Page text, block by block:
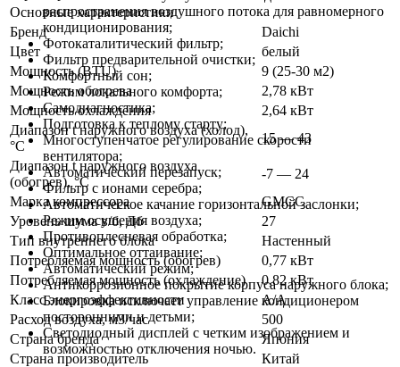
распространения воздушного потока для равномерного
кондиционирования;
Фотокаталитический фильтр;
Фильтр предварительной очистки;
Комфортный сон;
Режим локального комфорта;
Самодиагностика;
Подготовка к теплому старту;
Многоступенчатое регулирование скорости
вентилятора;
Автоматический перезапуск;
Фильтр с ионами серебра;
Автоматическое качание горизонтальной заслонки;
Режим осушения воздуха;
Противоплесневая обработка;
Оптимальное оттаивание;
Автоматический режим;
Антикоррозионное покрытие корпуса наружного блока;
Блокировка исключает управление кондиционером
посторонними и детьми;
Светодиодный дисплей c четким изображением и
возможностью отключения ночью.
Основные характеристики
Бренд
Daichi
Цвет
белый
Мощность (BTU)
9 (25-30 м2)
Мощность обогрева
2,78 кВт
Мощность охлаждения
2,64 кВт
Диапазон t наружного воздуха (холод),
°C
15 — 43
Диапазон t наружного воздуха
(обогрев), °C
-7 — 24
Марка компрессора
GMCC
Уровень шума в/б, Дб
27
Тип внутреннего блока
Настенный
Потребляемая мощность (обогрев)
0,77 кВт
Потребляемая мощность (охлаждение)
0,82 кВт
Класс энергоэффективности
A/A
Расход воздуха, м3/час
500
Страна бренда
Япония
Страна производитель
Китай